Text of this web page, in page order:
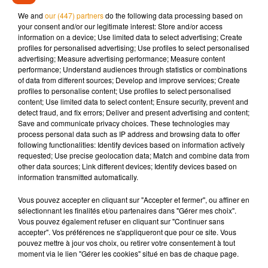
Ils ont été reconnus coupables et ont écopé de quatre ans de
prison dont un an avec sursis. Reste désormais à évaluer le
monter total de leur butin.
Musique
6 août 2026
Pomme emprunte le décor de l’émission
« Loups Garous » pour son...
6 août 2026
La version réécrite de « Beautiful Day »
interprétée lors des...
We and our (447) partnersdo the following data processing based on
your consent and/or our legitimate interest: Store and/or access
information on a device; Use limited data to select advertising; Create
profiles for personalised advertising; Use profiles to select personalised
advertising; Measure advertising performance; Measure content
performance; Understand audiences through statistics or combinations
of data from different sources; Develop and improve services; Create
profiles to personalise content; Use profiles to select personalised
content; Use limited data to select content; Ensure security, prevent and
detect fraud, and fix errors; Deliver and present advertising and content;
Save and communicate privacy choices. These technologies may
process personal data such as IP address and browsing data to offer
following functionalities: Identify devices based on information actively
requested; Use precise geolocation data; Match and combine data from
other data sources; Link different devices; Identify devices based on
information transmitted automatically.
Vous pouvez accepter en cliquant sur "Accepter et fermer", ou affiner en
sélectionnant les finalités et/ou partenaires dans "Gérer mes choix".
Vous pouvez également refuser en cliquant sur "Continuer sans
accepter". Vos préférences ne s'appliqueront que pour ce site. Vous
pouvez mettre à jour vos choix, ou retirer votre consentement à tout
moment via le lien "Gérer les cookies" situé en bas de chaque page.